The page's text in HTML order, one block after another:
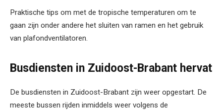
Praktische tips om met de tropische temperaturen om te
gaan zijn onder andere het sluiten van ramen en het gebruik
van plafondventilatoren.
Busdiensten in Zuidoost-Brabant hervat
De busdiensten in Zuidoost-Brabant zijn weer opgestart. De
meeste bussen rijden inmiddels weer volgens de